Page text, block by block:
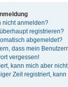
nicht anmelden?
registrieren?
abgemeldet?
dass mein
vergessen!
kann mich aber
Zeit registriert,